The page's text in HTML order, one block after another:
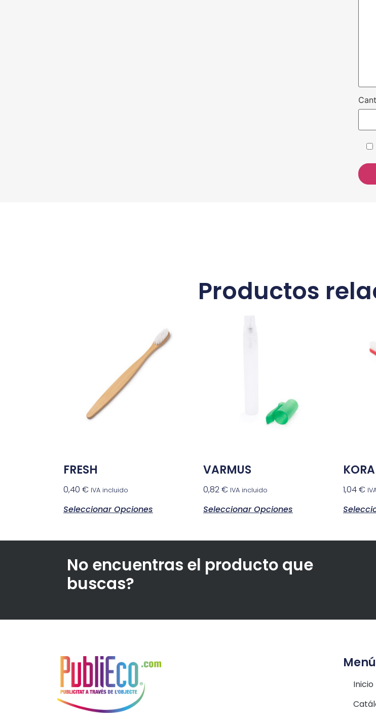
Productos
FRESH
0,40 € IVA incluido
Seleccionar Opciones
VARMUS
0,82€ IVA incluido
Seleccionar Opciones
KORA
1,04€
No encuentras el producto que
buscas?
Menú
Inicio